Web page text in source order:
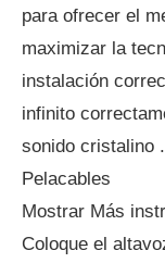
para ofrecer el
maximizar la
instalación
infinito
sonido cristalino
Pelacables
Mostrar Más
Coloque el